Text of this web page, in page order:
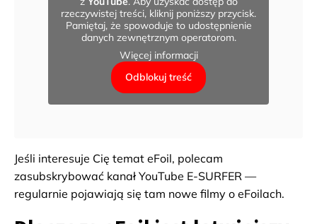
rzeczywistej treści, kliknij poniższy przycisk.
Pamiętaj, że spowoduje to udostępnienie
danych zewnętrznym operatorom.
Więcej informacji
Odblokuj treść
Jeśli interesuje Cię temat eFoil, polecam
zasubskrybować kanał YouTube E-SURFER —
regularnie pojawiają się tam nowe filmy o eFoilach.